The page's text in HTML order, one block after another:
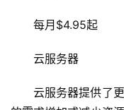
每月$4.95起
云服务器
云服务器提供了